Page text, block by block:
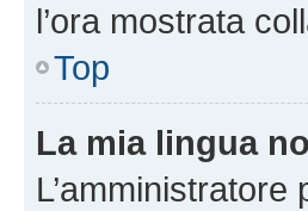
l’ora mostrata
Top
La mia lingua